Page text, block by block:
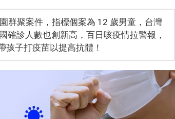
群聚案件，指標個案為 12 歲男童，台灣
確診人數也創新高，百日咳疫情拉警報，
孩子打疫苗以提高抗體！